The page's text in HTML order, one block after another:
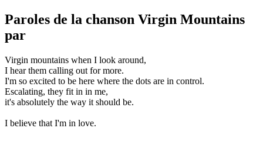
Paroles de la chanson Virgin Mountains
par
Virgin mountains when I look around,
I hear them calling out for more.
I'm so excited to be here where the dots are in control.
Escalating, they fit in in me,
it's absolutely the way it should be.
I believe that I'm in love.